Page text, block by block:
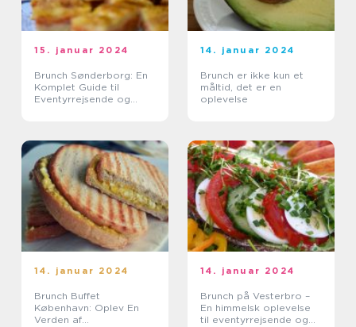
15. januar 2024
Brunch Sønderborg: En
Komplet Guide til
Eventyrrejsende og
14. januar 2024
Brunch er ikke kun et
måltid, det er en
oplevelse
14. januar 2024
Brunch Buffet
København: Oplev En
Verden af
14. januar 2024
Brunch på Vesterbro –
En himmelsk oplevelse
til eventyrrejsende og